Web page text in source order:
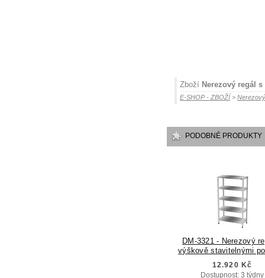
Zboží Nerezový regál
E-SHOP - ZBOŽÍ >
PODOBNÉ PRODUKTY
DM-3321 - Nerezový
výškově stavitelnými
12.920 Kč
Dostupnost: 3 týdny